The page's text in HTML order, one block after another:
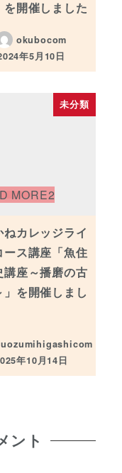
を開催しました
okubocom
稿日
年5月10日
未分類
ねカレッジライ
ース講座「魚住
講座～播磨の古
」を開催しまし
uozumihigashicom
稿日
年10月14日
ント